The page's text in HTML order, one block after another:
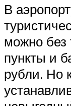
В
можно без
пункты и
рубли. Но